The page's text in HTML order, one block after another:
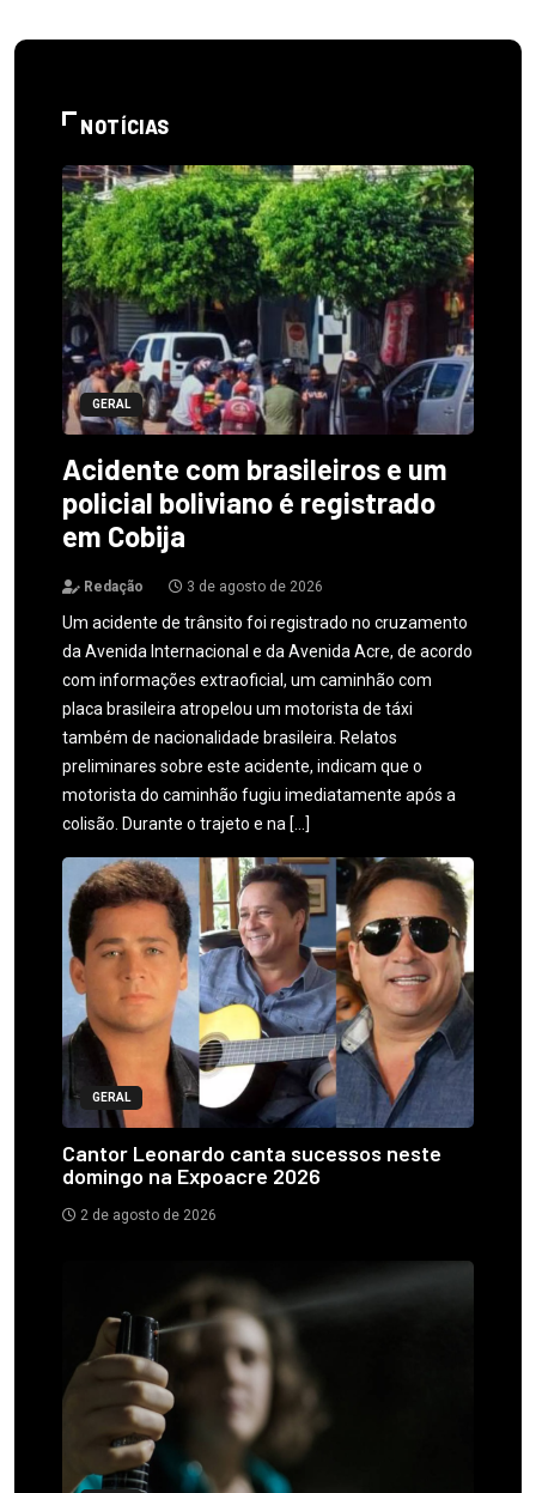
NOTÍCIAS
GERAL
Acidente com brasileiros e um
policial boliviano é registrado
em Cobija
Redação 3 de agosto de 2026
Um acidente de trânsito foi registrado no cruzamento
da Avenida Internacional e da Avenida Acre, de acordo
com informações extraoficial, um caminhão com
placa brasileira atropelou um motorista de táxi
também de nacionalidade brasileira. Relatos
preliminares sobre este acidente, indicam que o
motorista do caminhão fugiu imediatamente após a
colisão. Durante o trajeto e na […]
GERAL
Cantor Leonardo canta sucessos neste
domingo na Expoacre 2026
2 de agosto de 2026